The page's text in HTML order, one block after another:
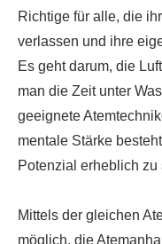
Richtige für alle, die
verlassen und ihre
Es geht darum, die
man die Zeit unter
geeignete
mentale Stärke
Potenzial erheblich zu
Mittels der gleichen
möglich, die